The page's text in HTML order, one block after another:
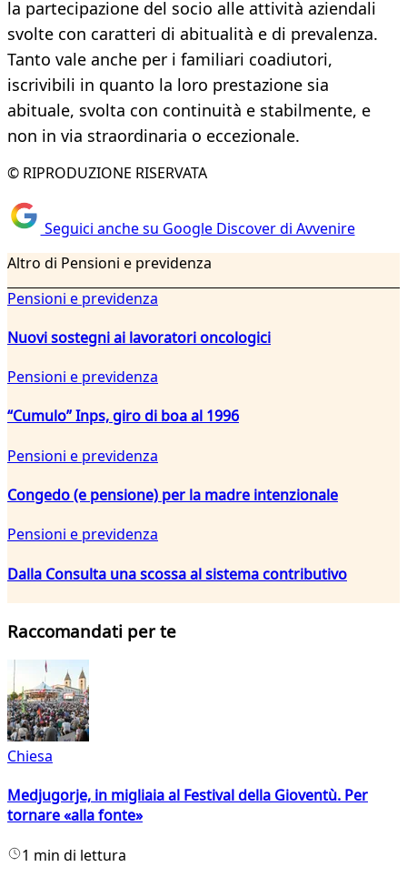
la partecipazione del socio alle attività aziendali
svolte con caratteri di abitualità e di prevalenza.
Tanto vale anche per i familiari coadiutori,
iscrivibili in quanto la loro prestazione sia
abituale, svolta con continuità e stabilmente, e
non in via straordinaria o eccezionale.
© RIPRODUZIONE RISERVATA
Seguici anche su Google Discover di Avvenire
Altro di Pensioni e previdenza
Pensioni e previdenza
Nuovi sostegni ai lavoratori oncologici
Pensioni e previdenza
“Cumulo” Inps, giro di boa al 1996
Pensioni e previdenza
Congedo (e pensione) per la madre intenzionale
Pensioni e previdenza
Dalla Consulta una scossa al sistema contributivo
Raccomandati per te
Chiesa
Medjugorje, in migliaia al Festival della Gioventù. Per
tornare «alla fonte»
1 min di lettura